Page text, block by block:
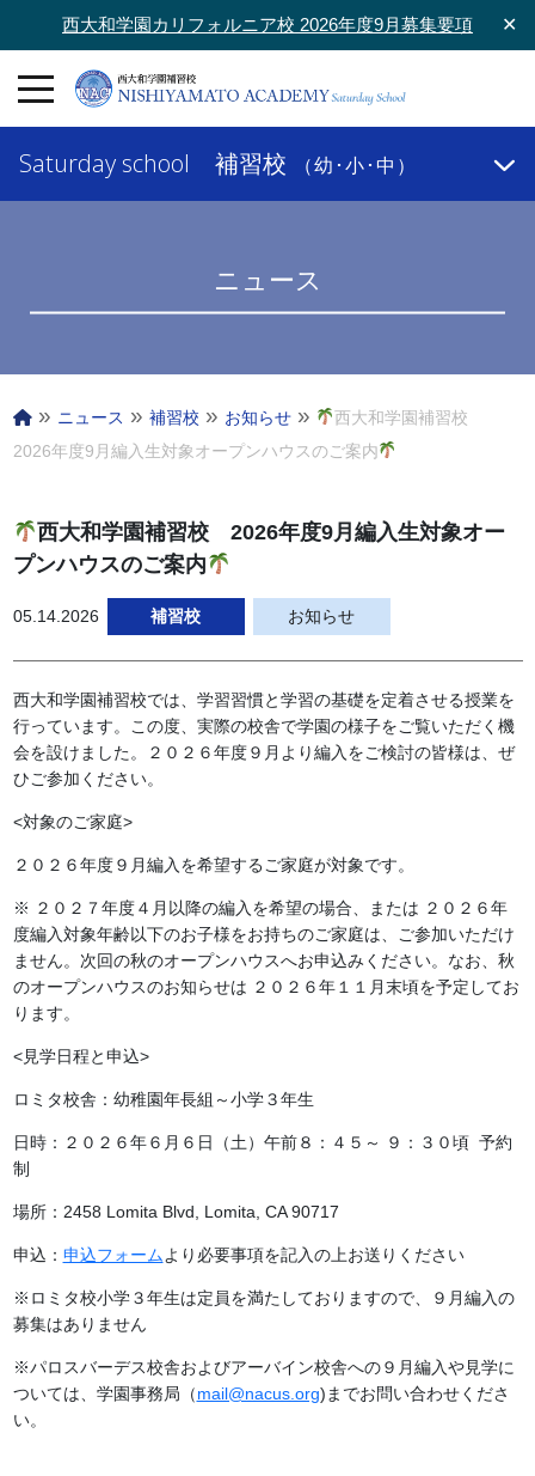
西大和学園カリフォルニア校 2026年度9月募集要項 ✕
Saturday school 補習校 （幼･小･中）
ニュース
» ニュース » 補習校 » お知らせ»
西大和学園補習校
2026年度9月編入生対象オープンハウスのご案内
西大和学園補習校 2026年度9月編入生対象オー
プンハウスのご案内
05.14.2026 補習校 お知らせ
西大和学園補習校では、 学習習慣と学習の基礎を定着させる授業を
行っています。この度、 実際の校舎で学園の様子をご覧いただく機
会を設けました。
２０２６年度９月より編入をご検討の皆様は、 ぜ
ひご参加ください。
<対象のご家庭>
２０２６年度９月編入を希望するご家庭が対象です。
※ ２０２７年度４月以降の編入を希望の場合、または ２０２６年
度編入対象年齢以下のお子様をお持ちのご家庭は、
ご参加いただけ
ません。 次回の秋のオープンハウスへお申込みください。なお、 秋
のオープンハウスのお知らせは ２０２６年１１月末頃を予定してお
ります。
<見学日程と申込>
ロミタ校舎：幼稚園年長組～小学３年生
日時：２０２６年６月６日（土）午前８：４５～ ９：３０頃 予約
制
場所：2458 Lomita Blvd, Lomita, CA 90717
申込： 申込フォームより必要事項を記入の上お送りください
※ロミタ校小学３年生は定員を満たしておりますので、
９月編入の
募集はありません
※パロスバーデス校舎およびアーバイン校舎への９月編入や見学に
ついては、学園事務局（mail@nacus.org) までお問い合わせくださ
い。